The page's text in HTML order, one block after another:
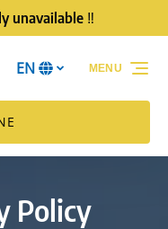
unavailable ‼️
Select
your
EN MENU
Policy